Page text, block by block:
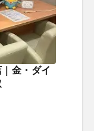
金・ダイ